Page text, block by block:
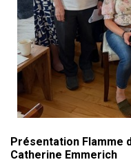
Présentation Flamme
Catherine Emmerich